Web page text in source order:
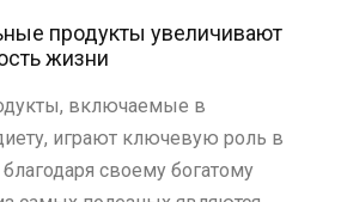
продукты увеличивают
жизни
включаемые в
играют ключевую роль в
своему богатому